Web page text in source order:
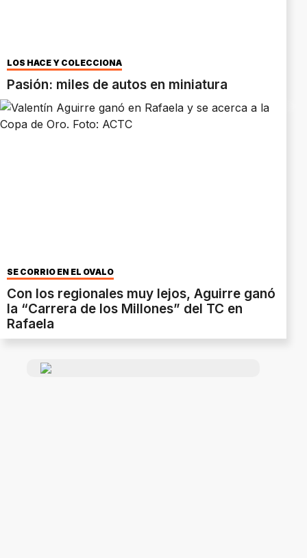
LOS HACE Y COLECCIONA
Pasión: miles de autos en miniatura
SE CORRIÓ EN EL ÓVALO
Con los regionales muy lejos, Aguirre ganó
la “Carrera de los Millones” del TC en
Rafaela